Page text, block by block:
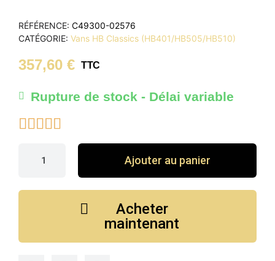
RÉFÉRENCE C49300-02576
CATÉGORIE Vans HB Classics (HB401/HB505/HB510)
357,60 € TTC
Rupture de stock - Délai variable

Ajouter au panier
Acheter
maintenant